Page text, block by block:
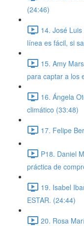
(24:46)
14. José
línea es fácil, si
15. Amy
para captar a los
16. Ángela
climático (33:48)
17. Felipe
P18. Daniel
práctica de
19. Isabel
ESTAR. (24:44)
20. Rosa